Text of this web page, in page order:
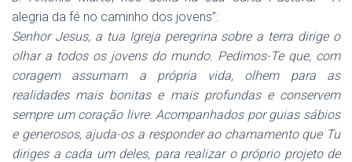
alegria da fé no caminho dos jovens”:
Senhor Jesus, a tua Igreja peregrina sobre a terra dirige o
olhar a todos os jovens do mundo. Pedimos-Te que, com
coragem assumam a própria vida, olhem para as
realidades mais bonitas e mais profundas e conservem
sempre um coração livre.Acompanhados por guias sábios
e generosos, ajuda-os a responder ao chamamento que Tu
diriges a cada um deles, para realizar o próprio projeto de